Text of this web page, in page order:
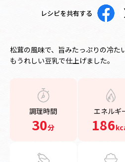
レシピを共有する
松茸の風味で、旨みたっぷりの冷た
もうれしい豆乳で仕上げました。
調理時間
30分
エネルギ
186